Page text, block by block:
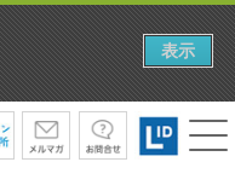
表示